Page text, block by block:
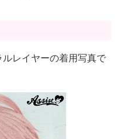
レイヤーの着用写真で